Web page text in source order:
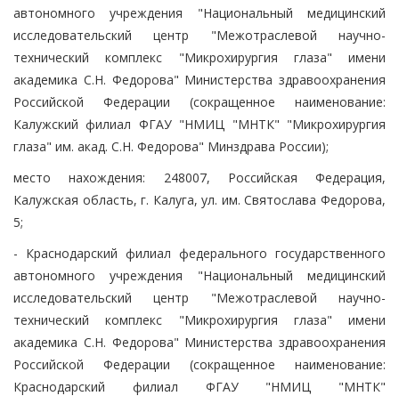
автономного учреждения "Национальный медицинский
исследовательский центр "Межотраслевой научно-
технический комплекс "Микрохирургия глаза" имени
академика С.Н. Федорова" Министерства здравоохранения
Российской Федерации (сокращенное наименование:
Калужский филиал ФГАУ "НМИЦ "МНТК" "Микрохирургия
глаза" им. акад. С.Н. Федорова" Минздрава России);
место нахождения: 248007, Российская Федерация,
Калужская область, г. Калуга, ул. им. Святослава Федорова,
5;
- Краснодарский филиал федерального государственного
автономного учреждения "Национальный медицинский
исследовательский центр "Межотраслевой научно-
технический комплекс "Микрохирургия глаза" имени
академика С.Н. Федорова" Министерства здравоохранения
Российской Федерации (сокращенное наименование:
Краснодарский филиал ФГАУ "НМИЦ "МНТК"